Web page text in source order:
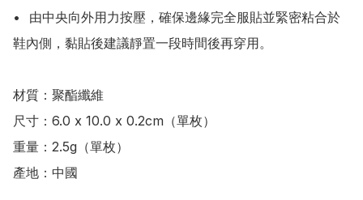
•	由中央向外用力按壓，確保邊緣完全服貼並緊密粘合於
鞋內側，黏貼後建議靜置一段時間後再穿用。
材質：聚酯纖維
尺寸：6.0 x 10.0 x 0.2cm（單枚）
重量：2.5g（單枚）
產地：中國